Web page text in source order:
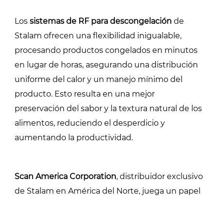
Los sistemas de RF para descongelación de
Stalam ofrecen una flexibilidad inigualable,
procesando productos congelados en minutos
en lugar de horas, asegurando una distribución
uniforme del calor y un manejo mínimo del
producto. Esto resulta en una mejor
preservación del sabor y la textura natural de los
alimentos, reduciendo el desperdicio y
aumentando la productividad.
Scan America Corporation, distribuidor exclusivo
de Stalam en América del Norte, juega un papel